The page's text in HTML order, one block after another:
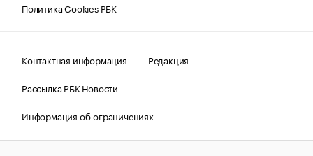
Политика Cookies РБК
Контактная информация
Редакция
Рассылка РБК Новости
Информация об ограничениях
Правовая информация
О соблюдении авторских прав